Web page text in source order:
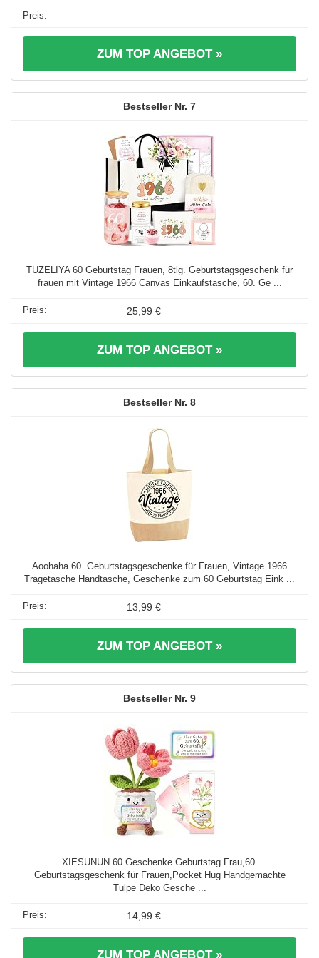
ZUM TOP ANGEBOT »
7
TUZELIYA 60 Geburtstag Frauen, 8tlg. Geburtstagsgeschenk für
frauen mit Vintage 1966 Canvas Einkaufstasche, 60. Ge ...
25,99 €
ZUM TOP ANGEBOT »
8
Aoohaha 60. Geburtstagsgeschenke für Frauen, Vintage 1966
Tragetasche Handtasche, Geschenke zum 60 Geburtstag Eink ...
13,99 €
ZUM TOP ANGEBOT »
9
XIESUNUN 60 Geschenke Geburtstag Frau,60.
Geburtstagsgeschenk für Frauen,Pocket Hug Handgemachte
Tulpe Deko Gesche ...
14,99 €
ZUM TOP ANGEBOT »